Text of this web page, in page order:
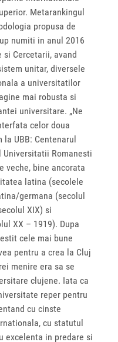
Metarankingul
propusa de
numiti in anul 2016
Cercetarii, avand
unitar, diversele
a universitatilor
mai robusta si
universitare. „Ne
celor doua
la UBB: Centenarul
Romanesti
veche, bine ancorata
latina (secolele
germana (secolul
XIX) si
XX – 1919). Dupa
cele mai bune
pentru a crea la Cluj
menire era sa se
clujene. Iata ca
reper pentru
cu cinste
cu statutul
excelenta in predare si